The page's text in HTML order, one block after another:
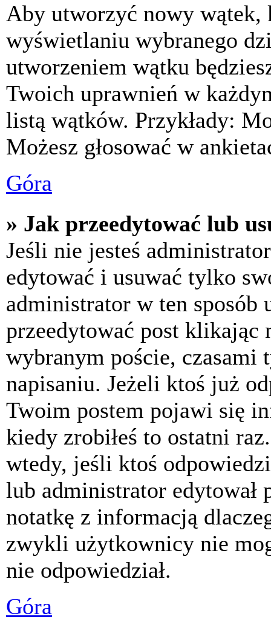
Aby utworzyć nowy
wyświetlaniu wybranego
utworzeniem wątku
Twoich uprawnień w
listą wątków. Przykłady:
Możesz głosować w
Góra
» Jak przeedytować lub
Jeśli nie jesteś
edytować i usuwać tylko
administrator w ten sposób
przeedytować post klikając
wybranym poście, czasami
napisaniu. Jeżeli ktoś już
Twoim postem pojawi się
kiedy zrobiłeś to ostatni
wtedy, jeśli ktoś
lub administrator edytował
notatkę z informacją
zwykli użytkownicy nie
nie odpowiedział.
Góra